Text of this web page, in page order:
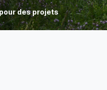
des projets